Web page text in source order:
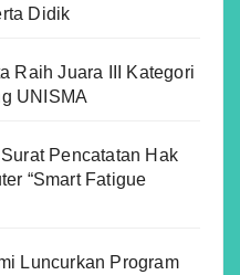
Didik
Raih Juara III Kategori
UNISMA
Pencatatan Hak
“Smart Fatigue
Luncurkan Program